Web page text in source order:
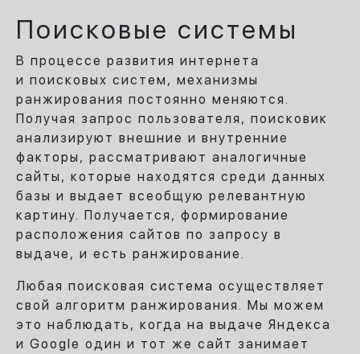
Поисковые системы
В процессе развития интернета
и поисковых систем, механизмы
ранжирования постоянно меняются.
Получая запрос пользователя, поисковик
анализируют внешние и внутренние
факторы, рассматривают аналогичные
сайты, которые находятся среди данных
базы и выдает всеобщую релевантную
картину. Получается, формирование
расположения сайтов по запросу в
выдаче, и есть ранжирование.
Любая поисковая система осуществляет
свой алгоритм ранжирования. Мы можем
это наблюдать, когда на выдаче Яндекса
и Google один и тот же сайт занимает